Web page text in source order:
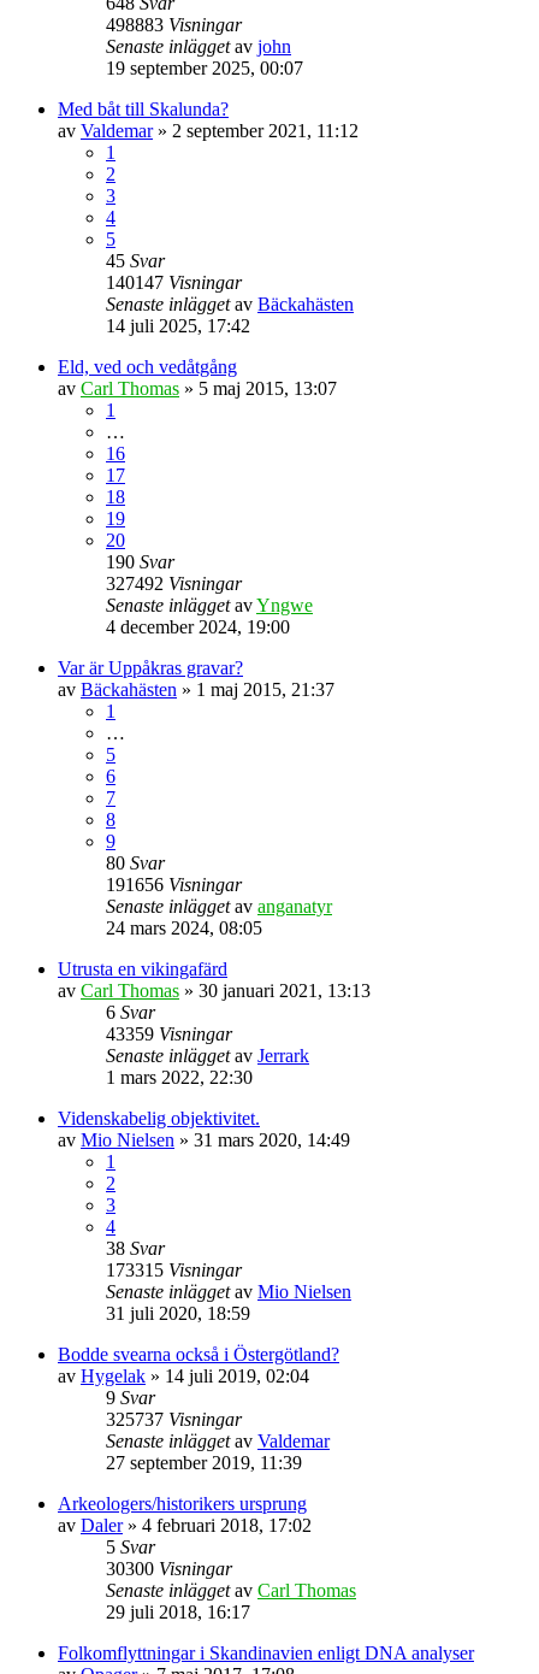
498883 Visningar
Senaste inläggetav john
19 september 2025, 00:07
Med båt till Skalunda?
av Valdemar» 2 september 2021, 11:12
1
2
3
4
5
45 Svar
140147 Visningar
Senaste inläggetav Bäckahästen
14 juli 2025, 17:42
Eld, ved och vedåtgång
av Carl Thomas » 5 maj 2015, 13:07
1
…
16
17
18
19
20
190 Svar
327492 Visningar
Senaste inläggetavYngwe
4 december 2024, 19:00
Var är Uppåkras gravar?
av Bäckahästen » 1 maj 2015, 21:37
1
…
5
6
7
8
9
80 Svar
191656 Visningar
Senaste inläggetav anganatyr
24 mars 2024, 08:05
Utrusta en vikingafärd
av Carl Thomas » 30 januari 2021, 13:13
6 Svar
43359 Visningar
Senaste inläggetav Jerrark
1 mars 2022, 22:30
Videnskabelig objektivitet.
av Mio Nielsen » 31 mars 2020, 14:49
1
2
3
4
38 Svar
173315 Visningar
Senaste inläggetav Mio Nielsen
31 juli 2020, 18:59
Bodde svearna också i Östergötland?
av Hygelak » 14 juli 2019, 02:04
9 Svar
325737 Visningar
Senaste inläggetav Valdemar
27 september 2019, 11:39
Arkeologers/historikers ursprung
av Daler» 4 februari 2018, 17:02
5 Svar
30300 Visningar
Senaste inläggetav Carl Thomas
29 juli 2018, 16:17
Folkomflyttningar i Skandinavien enligt DNA analyser